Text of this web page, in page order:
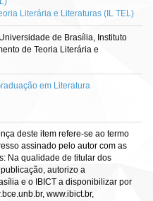
Literária e Literaturas (IL TEL)
de Brasília, Instituto
de Teoria Literária e
em Literatura
deste item refere-se ao termo
assinado pelo autor com as
Na qualidade de titular dos
autorizo a
e o IBICT a disponibilizar por
www.ibict.br,